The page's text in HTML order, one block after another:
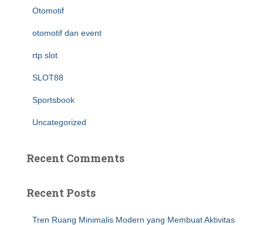
Otomotif
otomotif dan event
rtp slot
SLOT88
Sportsbook
Uncategorized
Recent Comments
Recent Posts
Tren Ruang Minimalis Modern yang Membuat Aktivitas